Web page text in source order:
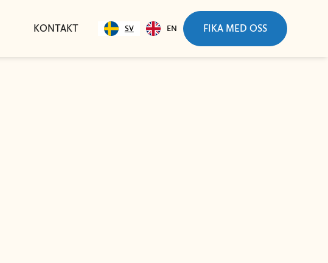
KONTAKT SV EN FIKA MED OSS